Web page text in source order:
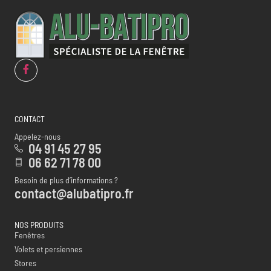
CONTACT
Appelez-nous
04 91 45 27 95
06 62 71 78 00
Besoin de plus d’informations ?
contact@alubatipro.fr
NOS PRODUITS
Fenêtres
Volets et persiennes
Stores